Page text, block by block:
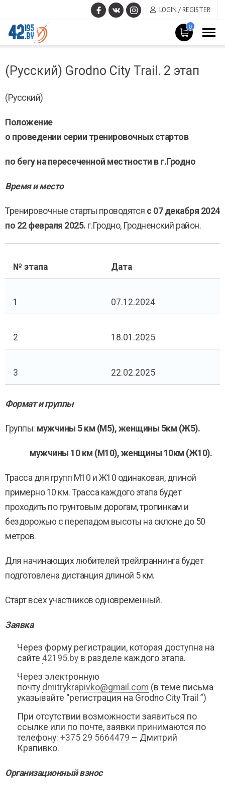
LOGIN / REGISTER
0
MAIN
CONTENT
14,
(Русский) Grodno City Trail. 2 этап
(Русский)
Положение
о проведении серии тренировочных стартов
по бегу на пересеченной местности в г.Гродно
Время и место
Тренировочные старты проводятся с 07 декабря 2024
по 22 февраля 2025. г.Гродно, Гродненский район.
№ этапа Дата
1 07.12.2024
2 18.01.2025
3 22.02.2025
Формат и группы
Группы: мужчины 5 км (М5), женщины 5км (Ж5).
мужчины 10 км (М10), женщины 10км (Ж10).
Трасса для групп М10 и Ж10 одинаковая, длиной
примерно 10 км. Трасса каждого этапа будет
проходить по грунтовым дорогам, тропинкам и
бездорожью с перепадом высоты на склоне до 50
метров.
Для начинающих любителей трейлраннинга будет
подготовлена дистанция длиной 5 км.
Старт всех участников одновременный.
Заявка
Через форму регистрации, которая доступна на
сайте 42195.by в разделе каждого этапа.
Через электронную
почту dmitrykrapivko@gmail.com (в теме письма
указывайте “регистрация на Grodno City Trail ”)
При отсутствии возможности заявиться по
ссылке или по почте, заявки принимаются по
телефону: +375 29 5664479 – Дмитрий
Крапивко.
Организационный взнос